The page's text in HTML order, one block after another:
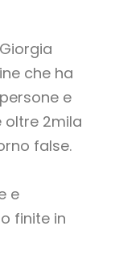
che ha
e
2mila
false.
e
finite in